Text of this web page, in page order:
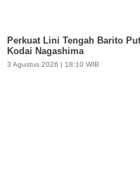
Perkuat Lini Tengah Barito
Kodai Nagashima
3 Agustus 2026 | 18:10 WIB